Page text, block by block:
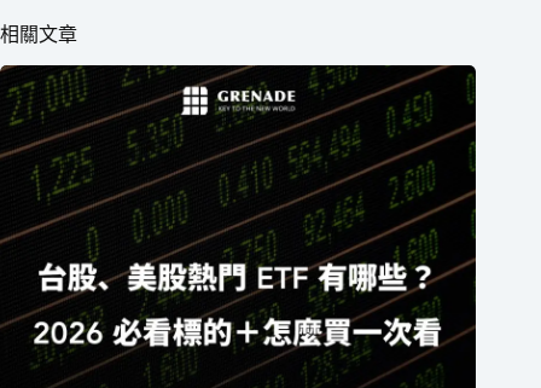
相關文章